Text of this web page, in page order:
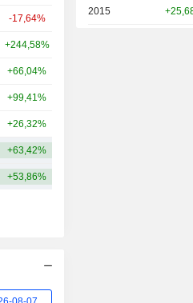
-17,64%
+244,58%
+66,04%
+99,41%
+26,32%
+63,42%
+53,86%
2015